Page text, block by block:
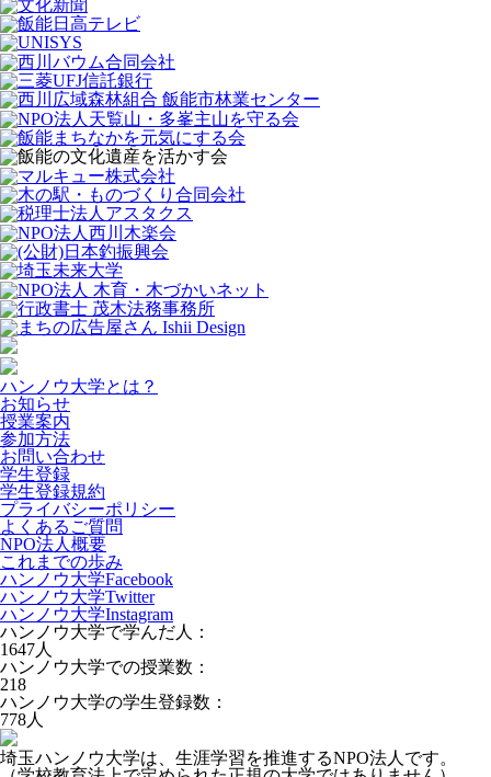
ハンノウ大学とは？
お知らせ
授業案内
参加方法
お問い合わせ
学生登録
学生登録規約
プライバシーポリシー
よくあるご質問
NPO法人概要
これまでの歩み
ハンノウ大学Facebook
ハンノウ大学Twitter
ハンノウ大学Instagram
ハンノウ大学で学んだ人：
1647人
ハンノウ大学での授業数：
218
ハンノウ大学の学生登録数：
778人
埼玉ハンノウ大学は、生涯学習を推進するNPO法人です。